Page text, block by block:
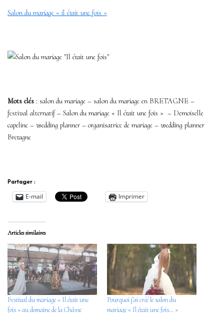
Salon du mariage « il était une fois »
Mots clés : salon du mariage – salon du mariage en BRETAGNE –
festival alternatif – Salon du mariage « Il était une fois » – Demoiselle
capeline – wedding planner – organisatrice de mariage – wedding planner
Bretagne
Partager :
E-mail Imprimer
Articles similaires
Festival du mariage « Il était une
fois » au domaine de la Châsse
Pourquoi j’ai créé le salon du
mariage « Il était une fois… »